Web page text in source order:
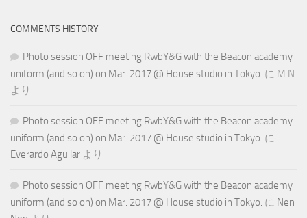
COMMENTS HISTORY
Photo session OFF meeting RwbY&G with the Beacon academy
uniform (and so on) on Mar. 2017 @ House studio in Tokyo. に M.N.
より
Photo session OFF meeting RwbY&G with the Beacon academy
uniform (and so on) on Mar. 2017 @ House studio in Tokyo. に
Everardo Aguilar より
Photo session OFF meeting RwbY&G with the Beacon academy
uniform (and so on) on Mar. 2017 @ House studio in Tokyo. に Nen